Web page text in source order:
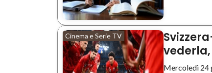
Cinema e Serie TV
Mercoledì 24